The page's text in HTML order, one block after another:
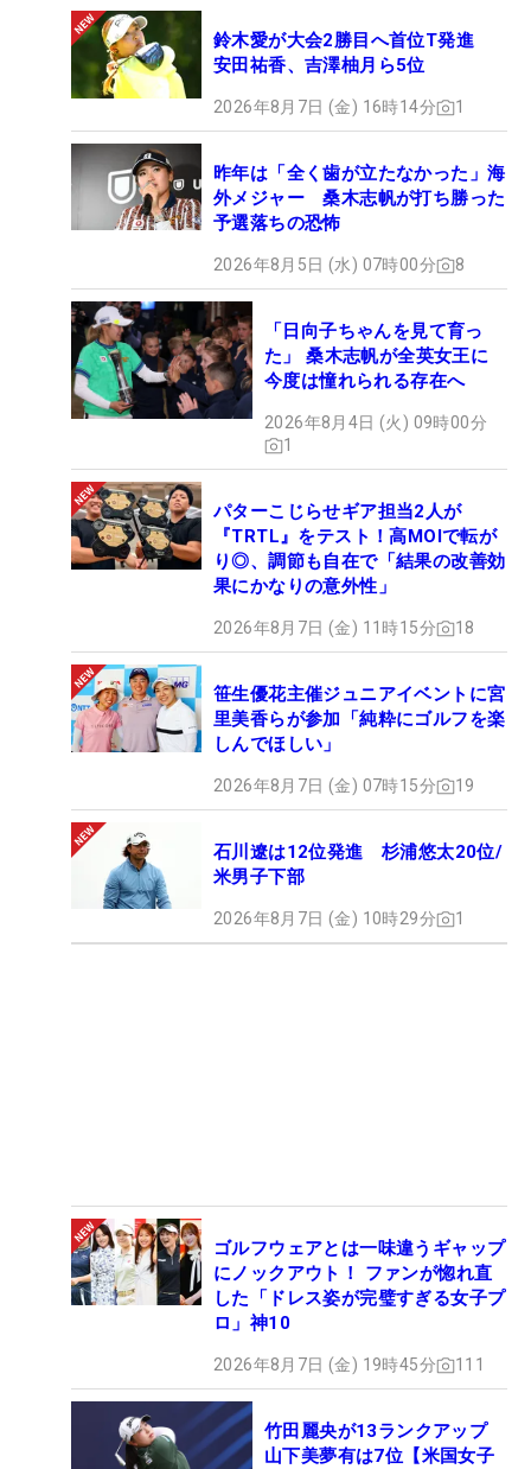
鈴木愛が大会2勝目へ首位T発進
安田祐香、吉澤柚月ら5位
2026年8月7日 (金) 16時14分 1
昨年は「全く歯が立たなかった」海
外メジャー 桑木志帆が打ち勝った
予選落ちの恐怖
2026年8月5日 (水) 07時00分 8
「日向子ちゃんを見て育っ
た」 桑木志帆が全英女王に
今度は憧れられる存在へ
2026年8月4日 (火) 09時00分
1
パターこじらせギア担当2人が
『TRTL』をテスト！高MOIで転が
り◎、調節も自在で「結果の改善効
果にかなりの意外性」
2026年8月7日 (金) 11時15分 18
笹生優花主催ジュニアイベントに宮
里美香らが参加「純粋にゴルフを楽
しんでほしい」
2026年8月7日 (金) 07時15分 19
石川遼は12位発進 杉浦悠太20位/
米男子下部
2026年8月7日 (金) 10時29分 1
ゴルフウェアとは一味違うギャップ
にノックアウト！ ファンが惚れ直
した「ドレス姿が完璧すぎる女子プ
ロ」神10
2026年8月7日 (金) 19時45分 111
竹田麗央が13ランクアップ
山下美夢有は7位【米国女子